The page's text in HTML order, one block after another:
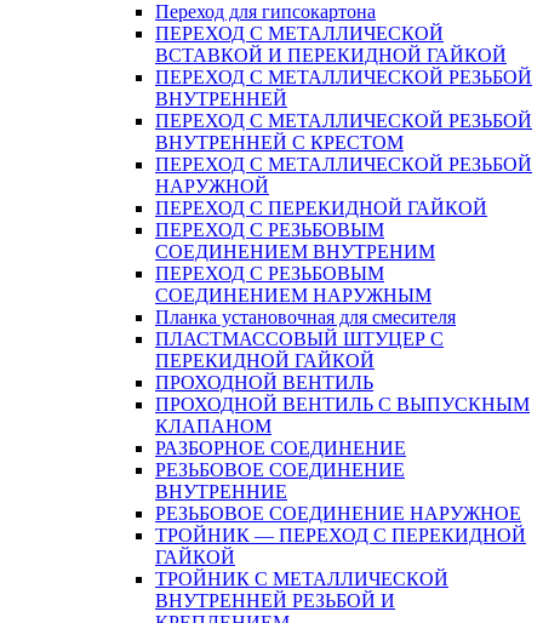
Переход для гипсокартона
ПЕРЕХОД С МЕТАЛЛИЧЕСКОЙ
ВСТАВКОЙ И ПЕРЕКИДНОЙ ГАЙКОЙ
ПЕРЕХОД С МЕТАЛЛИЧЕСКОЙ РЕЗЬБОЙ
ВНУТРЕННЕЙ
ПЕРЕХОД С МЕТАЛЛИЧЕСКОЙ РЕЗЬБОЙ
ВНУТРЕННЕЙ С КРЕСТОМ
ПЕРЕХОД С МЕТАЛЛИЧЕСКОЙ РЕЗЬБОЙ
НАРУЖНОЙ
ПЕРЕХОД С ПЕРЕКИДНОЙ ГАЙКОЙ
ПЕРЕХОД С РЕЗЬБОВЫМ
СОЕДИНЕНИЕМ ВНУТРЕНИМ
ПЕРЕХОД С РЕЗЬБОВЫМ
СОЕДИНЕНИЕМ НАРУЖНЫМ
Планка установочная для смесителя
ПЛАСТМАССОВЫЙ ШТУЦЕР С
ПЕРЕКИДНОЙ ГАЙКОЙ
ПРОХОДНОЙ ВЕНТИЛЬ
ПРОХОДНОЙ ВЕНТИЛЬ С ВЫПУСКНЫМ
КЛАПАНОМ
РАЗБОРНОЕ СОЕДИНЕНИЕ
РЕЗЬБОВОЕ СОЕДИНЕНИЕ
ВНУТРЕННИЕ
РЕЗЬБОВОЕ СОЕДИНЕНИЕ НАРУЖНОЕ
ТРОЙНИК — ПЕРЕХОД С ПЕРЕКИДНОЙ
ГАЙКОЙ
ТРОЙНИК С МЕТАЛЛИЧЕСКОЙ
ВНУТРЕННЕЙ РЕЗЬБОЙ И